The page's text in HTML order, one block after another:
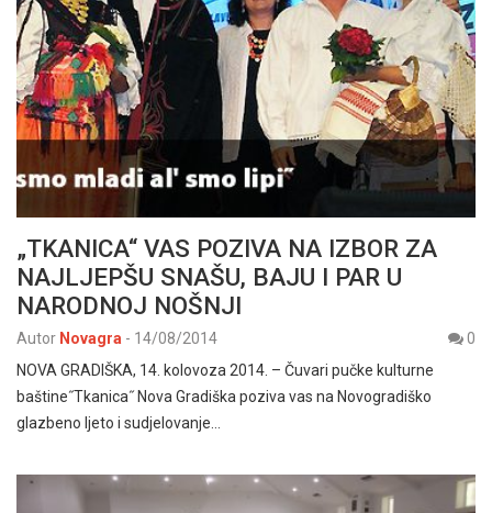
„TKANICA“ VAS POZIVA NA IZBOR ZA
NAJLJEPŠU SNAŠU, BAJU I PAR U
NARODNOJ NOŠNJI
Autor Novagra - 14/08/2014
0
NOVA GRADIŠKA, 14. kolovoza 2014. – Čuvari pučke kulturne
baštine˝Tkanica˝ Nova Gradiška poziva vas na Novogradiško
glazbeno ljeto i sudjelovanje…